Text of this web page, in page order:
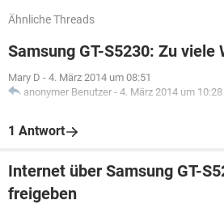
Ähnliche Threads
Samsung GT-S5230: Zu
Mary D - 4. März 2014 um 08:51
anonymer Benutzer - 4. März 2014 um 10:28
1 Antwort
Internet über Samsung GT-
freigeben